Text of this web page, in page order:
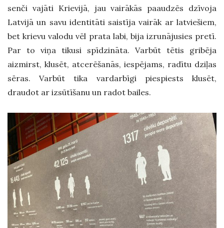
senči vajāti Krievijā, jau vairākās paaudzēs dzīvoja
Latvijā un savu identitāti saistīja vairāk ar latviešiem,
bet krievu valodu vēl prata labi, bija izrunājusies pretī.
Par to viņa tikusi spīdzināta. Varbūt tētis gribēja
aizmirst, klusēt, atcerēšanās, iespējams, radītu dziļas
sēras. Varbūt tika vardarbīgi piespiests klusēt,
draudot ar izsūtīšanu un radot bailes.